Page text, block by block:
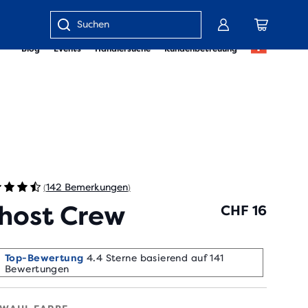
Blog Events Händlersuche Kundenbetreuung
Gib
(142 Bemerkungen)
Crew CHF 16
Beliebt bei Läufer*innen30+ gekauft in den
letzten 7 Tagen
Top-Bewertung 4.4 Sterne basierend auf 141
Bewertungen